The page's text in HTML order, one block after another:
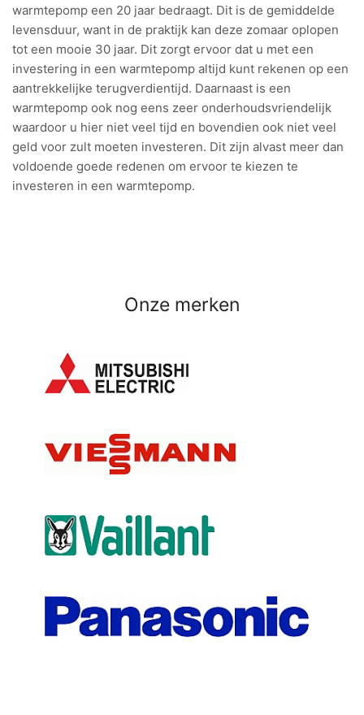
warmtepomp een 20 jaar bedraagt. Dit is de gemiddelde
levensduur, want in de praktijk kan deze zomaar oplopen
tot een mooie 30 jaar. Dit zorgt ervoor dat u met een
investering in een warmtepomp altijd kunt rekenen op een
aantrekkelijke terugverdientijd. Daarnaast is een
warmtepomp ook nog eens zeer onderhoudsvriendelijk
waardoor u hier niet veel tijd en bovendien ook niet veel
geld voor zult moeten investeren. Dit zijn alvast meer dan
voldoende goede redenen om ervoor te kiezen te
investeren in een warmtepomp.
Onze merken